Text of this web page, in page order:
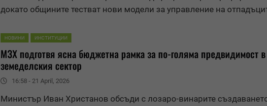
докато общините тестват нови модели за управление на
НОВИНИ ИНСТИТУЦИИ
МЗХ подготвя ясна бюджетна рамка за по-голяма предвидимост в
земеделския сектор
16:58 - 21 April, 2026
Министър Иван Христанов обсъди с лозаро-винарите